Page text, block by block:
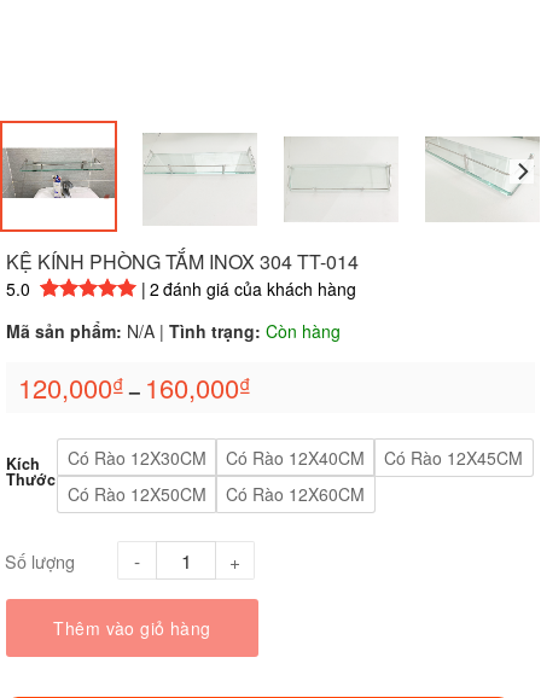
KỆ KÍNH PHÒNG TẮM INOX 304 TT-014
5.0
trên 5 dựa trên
| 2 đánh giá của khách hàng
Mã sản phẩm: N/A | Tình trạng: Còn hàng
120,000₫– 160,000₫
Kích
Thước
Có Rào 12X30CM Có Rào 12X40CM
Có Rào 12X45CM
Có Rào 12X50CM
Có Rào 12X60CM
Số lượng
Thêm vào giỏ hàng